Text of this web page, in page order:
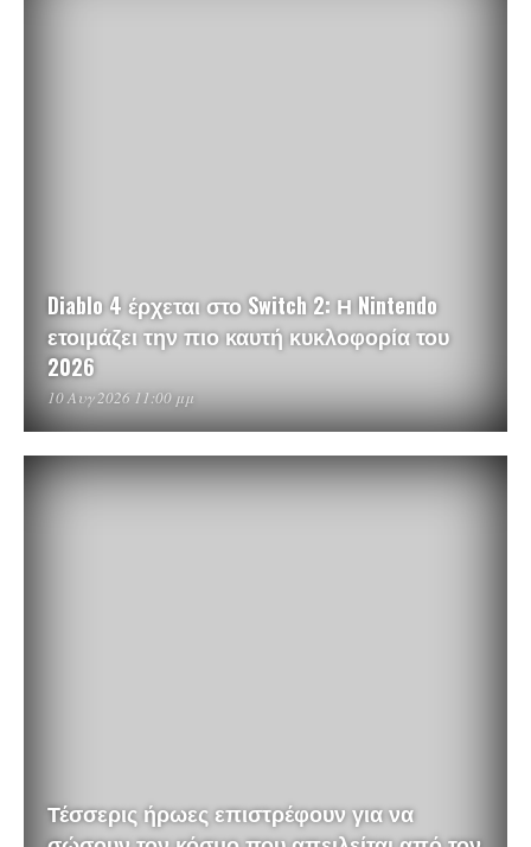
Diablo 4 έρχεται στο Switch 2: Η Nintendo
ετοιμάζει την πιο καυτή κυκλοφορία του
2026
10 Αυγ 2026 11:00 μμ
Τέσσερις ήρωες επιστρέφουν για να